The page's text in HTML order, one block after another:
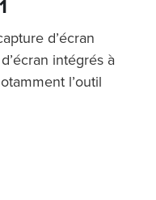
d’écran
intégrés à
l’outil